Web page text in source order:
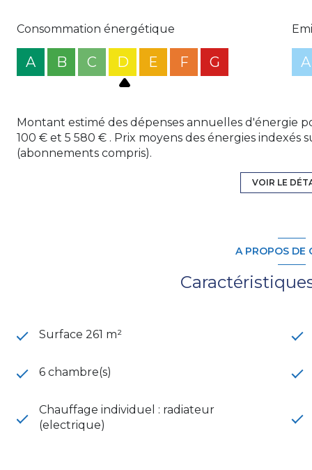
Garages privatifs inclus
Pas de copropriété
Gestion simple
Votre nouvelle histoire commence ici.
d’informations. Mme Audrey CAUSIN, Tél :
Les informations sur les risques auxquels ce bien est
Consommation énergétique
A B C D E F G A
Montant estimé des dépenses annuelles d'énergie
100 € et 5 580 € . Prix moyens des énergies indexés
(abonnements compris).
VOIR LE
A PROPOS DE
Surface 261 m²
6 chambre(s)
Chauffage individuel : radiateur
(electrique)